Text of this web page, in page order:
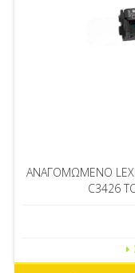
ΑΝΑΓΟΜΩΜΕΝΟ
C3426